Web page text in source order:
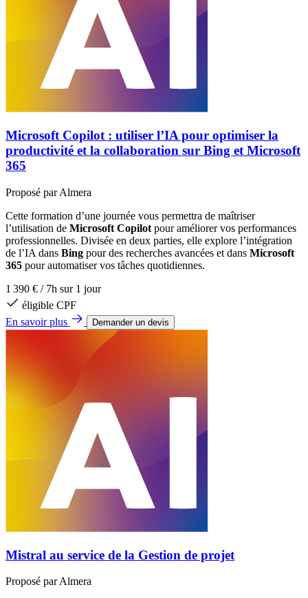
Microsoft Copilot : utiliser l’IA pour optimiser la
productivité et la collaboration sur Bing et Microsoft
365
Proposé parAlmera
Cette formation d’une journée vous permettra de maîtriser
l’utilisation de Microsoft Copilot pour améliorer vos performances
professionnelles. Divisée en deux parties, elle explore l’intégration
de l’IA dans Bing pour des recherches avancées et dans Microsoft
365 pour automatiser vos tâches quotidiennes.
1 390 € / 7h sur 1 jour
éligible CPF
En savoir plus
Demander un devis
Mistral au service de la Gestion de projet
Proposé parAlmera